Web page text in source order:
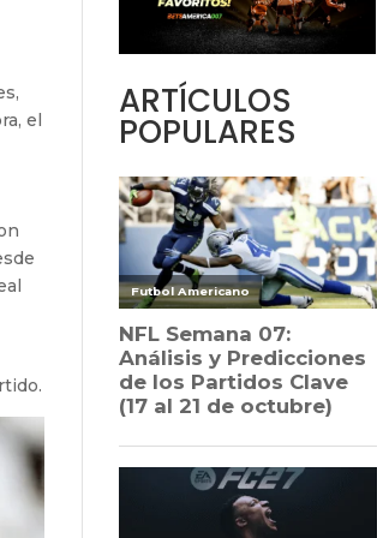
el
ARTÍCULOS
POPULARES